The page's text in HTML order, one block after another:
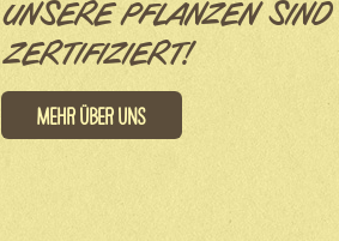
UNSERE PFLANZEN SIND
ZERTIFIZIERT!
Mehr über uns